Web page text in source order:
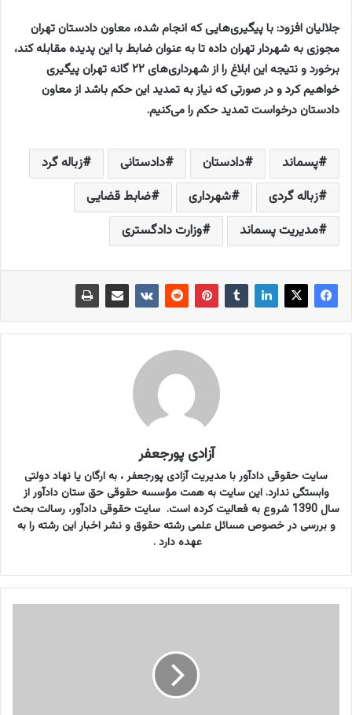
جلالیان افزود: با پیگیری‌هایی که انجام شده، معاون دادستان تهران
مجوزی به شهردار تهران داده تا به عنوان ضابط با این پدیده مقابله کند،
برخورد و نتیجه این ابلاغ را از شهرداری‌های ۲۲ گانه تهران پیگیری
خواهیم کرد و در صورتی که نیاز به تمدید این حکم باشد از معاون
دادستان درخواست تمدید حکم را می‌کنیم.
پسماند دادستان دادستانی
زباله گرد
زباله گردی
شهرداری
ضابط قضایی
مدیریت پسماند
وزارت دادگستری
آزادی پورجعفر
سایت حقوقی دادآور با مدیریت آزادی پورجعفر ، به ارگان یا نهاد دولتی
وابستگی ندارد. این سایت به همت مؤسسه حقوقی حق ستان دادآور از
سال 1390 شروع به فعالیت کرده است. سایت حقوقی دادآور، رسالت بحث
و بررسی در خصوص مسائل علمی رشته حقوق و نشر اخبار این رشته را به
عهده دارد .